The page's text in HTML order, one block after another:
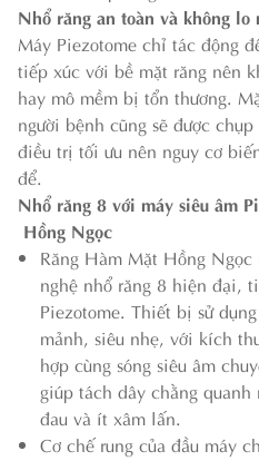
Nhổ răng an toàn và không lo
Máy Piezotome chỉ tác động
tiếp xúc với bề mặt răng nên
hay mô mềm bị tổn thương.
người bệnh cũng sẽ được
điều trị tối ưu nên nguy cơ
để.
Nhổ răng 8 với máy siêu âm
Hồng Ngọc
Răng Hàm Mặt Hồng
nghệ nhổ răng 8 hiện đại,
Piezotome. Thiết bị sử
mảnh, siêu nhẹ, với kích
hợp cùng sóng siêu âm
giúp tách dây chằng
đau và ít xâm lấn.
Cơ chế rung của đầu máy